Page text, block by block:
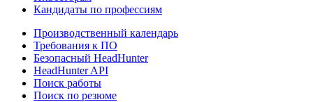
Кандидаты по профессиям
Производственный календарь
Требования к ПО
Безопасный HeadHunter
HeadHunter API
Поиск работы
Поиск по резюме